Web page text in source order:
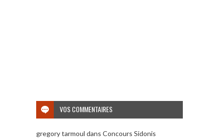
VOS COMMENTAIRES
gregory tarmoul dans Concours Sidonis